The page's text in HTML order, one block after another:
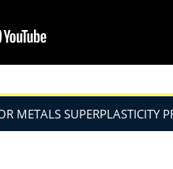
METALS SUPERPLASTICITY